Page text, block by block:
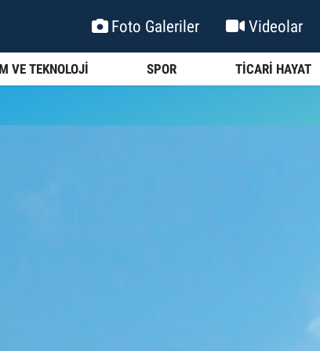
Foto Galeriler Videolar
VE TEKNOLOJİ SPOR TİCARİ HAYAT